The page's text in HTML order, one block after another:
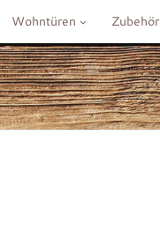
Zubehör
Wohntüren